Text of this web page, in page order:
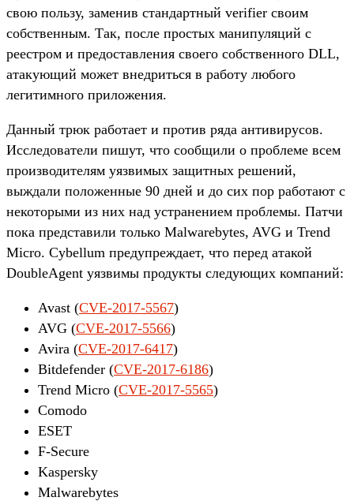
свою пользу, заменив стандартный verifier своим
собственным. Так, после простых манипуляций с
реестром и предоставления своего собственного DLL,
атакующий может внедриться в работу любого
легитимного приложения.
Данный трюк работает и против ряда антивирусов.
Исследователи пишут, что сообщили о проблеме всем
производителям уязвимых защитных решений,
выждали положенные 90 дней и до сих пор работают с
некоторыми из них над устранением проблемы. Патчи
пока представили только Malwarebytes, AVG и Trend
Micro. Cybellum предупреждает, что перед атакой
DoubleAgent уязвимы продукты следующих компаний:
Avast (CVE-2017-5567)
AVG (CVE-2017-5566)
Avira (CVE-2017-6417)
Bitdefender (CVE-2017-6186)
Trend Micro (CVE-2017-5565)
Comodo
ESET
F-Secure
Kaspersky
Malwarebytes